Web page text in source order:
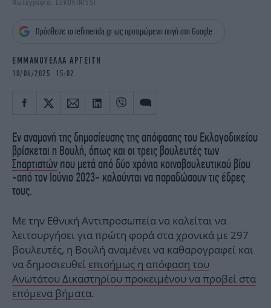
iBOOKS
OSCARS
NEWSLETTER
Φωτογραφία: EUROKINISSI
Πρόσθεσε το iefimerida.gr ως προτιμώμενη πηγή στη Google
ΕΜΜΑΝΟΥΕΛΛΑ ΑΡΓΕΙΤΗ
10/06/2025 15:02
Εν αναμονή της δημοσίευσης της απόφασης του Εκλογοδικείου
βρίσκεται η Βουλή, όπως και οι τρεις βουλευτές των
Σπαρτιατών που μετά από δύο χρόνια κοινοβουλευτικού βίου
-από τον Ιούνιο 2023- καλούνται να παραδώσουν τις έδρες
τους.
Με την Εθνική Αντιπροσωπεία να καλείται να
λειτουργήσει για πρώτη φορά στα χρονικά με 297
βουλευτές, η Βουλή αναμένει να καθαρογραφεί και
να δημοσιευθεί επισήμως η απόφαση του
Ανωτάτου Δικαστηρίου προκειμένου να προβεί στα
επόμενα βήματα.